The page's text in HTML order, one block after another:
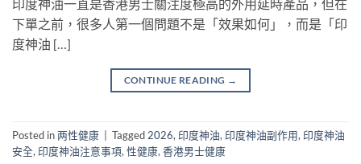
印度神油一直是香港男士關注度極高的外用延時產品，但在
下單之前，很多人第一個問題不是「效果如何」，而是「印
度神油 […]
CONTINUE READING →
Posted in两性健康 Tagged2026,印度神油,印度神油副作用,印度神油
安全,印度神油注意事項,性健康,香港男士健康